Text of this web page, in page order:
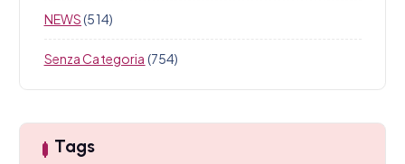
NEWS(514)
Senza Categoria (754)
Tags